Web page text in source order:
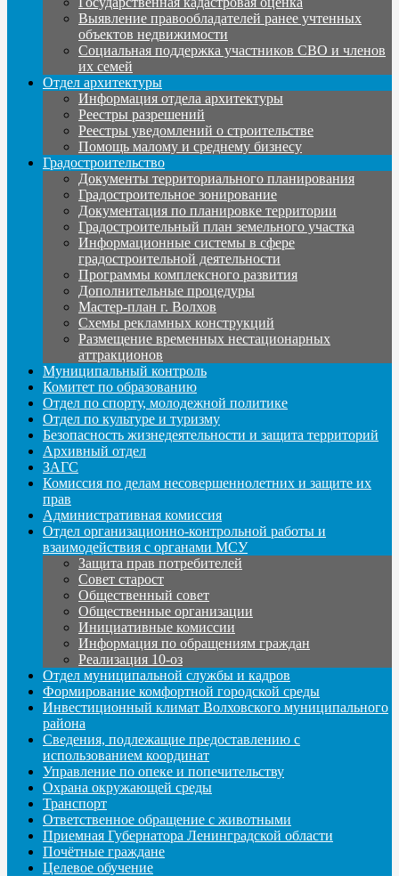
Выявление правообладателей ранее учтенных
объектов недвижимости
Социальная поддержка участников СВО и членов
их семей
Отдел архитектуры
Информация отдела архитектуры
Реестры разрешений
Реестры уведомлений о строительстве
Помощь малому и среднему бизнесу
Градостроительство
Документы территориального планирования
Градостроительное зонирование
Документация по планировке территории
Градостроительный план земельного участка
Информационные системы в сфере
градостроительной деятельности
Программы комплексного развития
Дополнительные процедуры
Мастер-план г. Волхов
Схемы рекламных конструкций
Размещение временных нестационарных
аттракционов
Муниципальный контроль
Комитет по образованию
Отдел по спорту, молодежной политике
Отдел по культуре и туризму
Безопасность жизнедеятельности и защита территорий
Архивный отдел
ЗАГС
Комиссия по делам несовершеннолетних и защите их
прав
Административная комиссия
Отдел организационно-контрольной работы и
взаимодействия с органами МСУ
Защита прав потребителей
Совет старост
Общественный совет
Общественные организации
Инициативные комиссии
Информация по обращениям граждан
Реализация 10-оз
Отдел муниципальной службы и кадров
Формирование комфортной городской среды
Инвестиционный климат Волховского муниципального
района
Сведения, подлежащие предоставлению с
использованием координат
Управление по опеке и попечительству
Охрана окружающей среды
Транспорт
Ответственное обращение с животными
Приемная Губернатора Ленинградской области
Почётные граждане
Целевое обучение